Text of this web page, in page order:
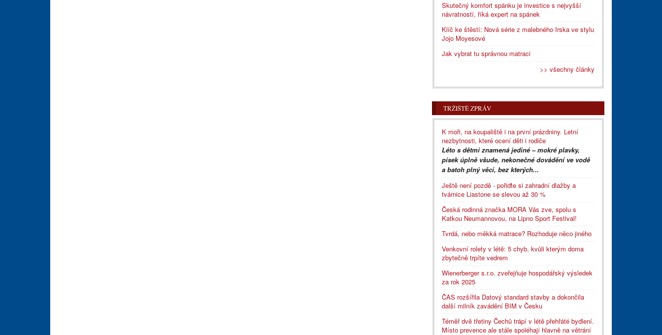
Skutečný komfort spánku je investice s nejvyšší
návratností, říká expert na spánek
Klíč ke štěstí: Nová série z malebného Irska ve stylu
Jojo Moyesové
Jak vybrat tu správnou matraci
>> všechny články
TRŽIŠTĚ ZPRÁV
K moři, na koupaliště i na první prázdniny. Letní
nezbytnosti, které ocení děti i rodiče
Léto s dětmi znamená jediné – mokré plavky,
písek úplně všude, nekonečné dovádění ve vodě
a batoh plný věcí, bez kterých...
Ještě není pozdě - pořiďte si zahradní dlažby a
tvárnice Liastone se slevou až 30 %
Česká rodinná značka MORA Vás zve, spolu s
Katkou Neumannovou, na Lipno Sport Festival!
Tvrdá, nebo měkká matrace? Rozhoduje něco jiného
Venkovní rolety v létě: 5 chyb, kvůli kterým doma
zbytečně trpíte vedrem
Wienerberger s.r.o. zveřejňuje hospodářský výsledek
za rok 2025
ČAS rozšířila Datový standard stavby a dokončila
další milník zavádění BIM v Česku
Téměř dvě třetiny Čechů trápí v létě přehřáté bydlení.
Místo prevence ale stále spoléhají hlavně na větrání